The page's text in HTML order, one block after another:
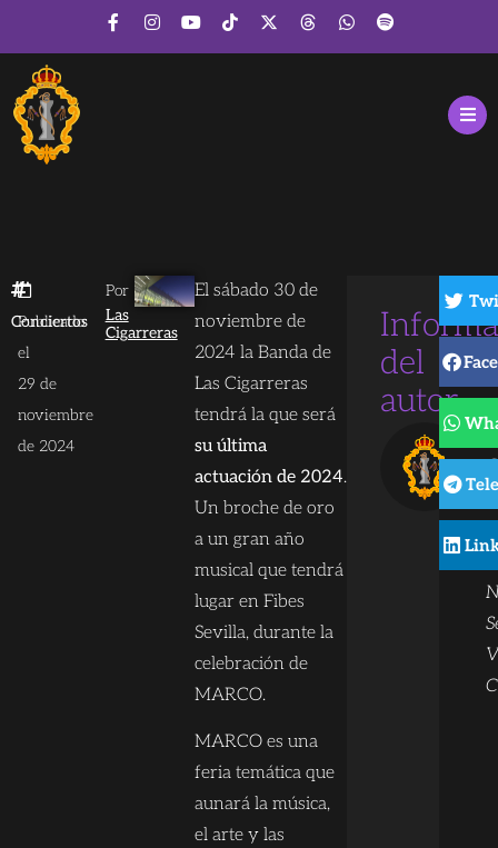
Conciertos
Publicado
el
29 de
noviembre
de 2024
Por
Las
Cigarreras
El sábado 30 de
noviembre de
2024 la Banda de
Las Cigarreras
tendrá la que será
su última
actuación de 2024.
Un broche de oro
a un gran año
musical que tendrá
lugar en Fibes
Sevilla, durante la
celebración de
MARCO.
MARCO es una
feria temática que
aunará la música,
el arte y las
del
autor